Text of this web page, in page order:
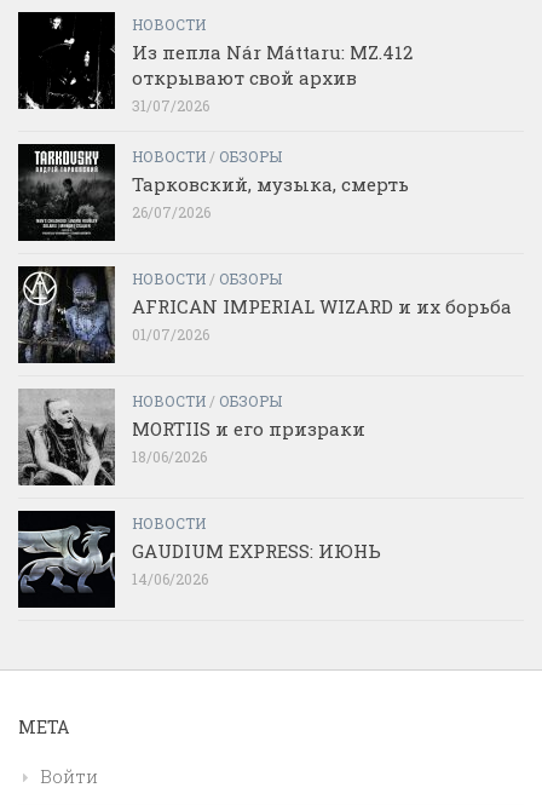
НОВОСТИ
Из пепла Nár Máttaru: MZ.412
открывают свой архив
31/07/2026
НОВОСТИ / ОБЗОРЫ
Тарковский, музыка, смерть
26/07/2026
НОВОСТИ / ОБЗОРЫ
AFRICAN IMPERIAL WIZARD и их борьба
01/07/2026
НОВОСТИ / ОБЗОРЫ
MORTIIS и его призраки
18/06/2026
НОВОСТИ
GAUDIUM EXPRESS: ИЮНЬ
14/06/2026
МЕТА
Войти